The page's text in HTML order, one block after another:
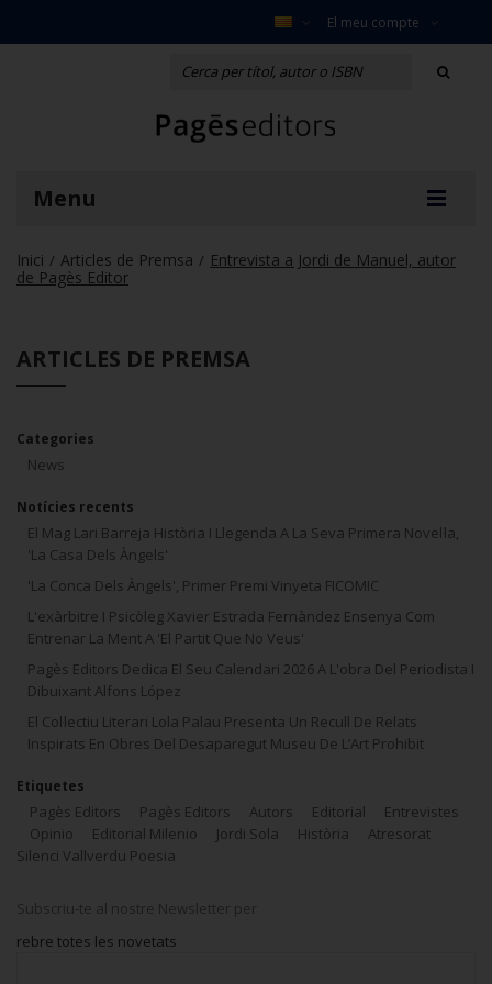
El meu compte
Menu
Inici / Articles de Premsa / Entrevista a Jordi de Manuel, autor
de Pagès Editor
ARTICLES DE PREMSA
Categories
News
Notícies recents
El Mag Lari Barreja Història I Llegenda A La Seva Primera Novel·la,
'La Casa Dels Àngels'
'La Conca Dels Àngels', Primer Premi Vinyeta FICOMIC
L'exàrbitre I Psicòleg Xavier Estrada Fernàndez Ensenya Com
Entrenar La Ment A 'El Partit Que No Veus'
Pagès Editors Dedica El Seu Calendari 2026 A L'obra Del Periodista I
Dibuixant Alfons López
El Col·lectiu Literari Lola Palau Presenta Un Recull De Relats
Inspirats En Obres Del Desaparegut Museu De L’Art Prohibit
Etiquetes
Pagès Editors Pagès Editors Autors Editorial
Entrevistes
Opinio
Editorial Milenio Jordi Sola Història
Atresorat
Silenci Vallverdu Poesia
Subscriu-te al nostre Newsletter per
rebre totes les novetats